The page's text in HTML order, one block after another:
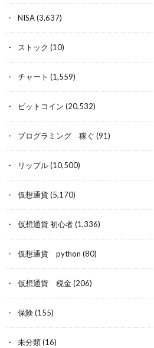
NISA(3,637)
ストック (10)
チャート (1,559)
ビットコイン (20,532)
プログラミング 稼ぐ (91)
リップル(10,500)
仮想通貨(5,170)
仮想通貨 初心者(1,336)
仮想通貨 python (80)
仮想通貨 税金(206)
保険(155)
未分類(16)